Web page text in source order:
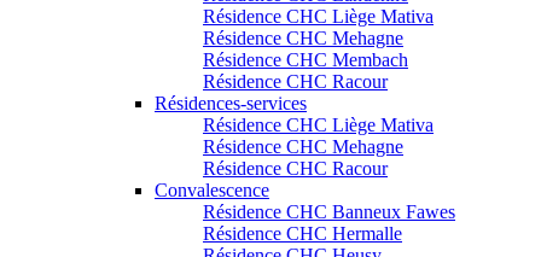
Résidence CHC Liège Mativa
Résidence CHC Mehagne
Résidence CHC Membach
Résidence CHC Racour
Résidences-services
Résidence CHC Liège Mativa
Résidence CHC Mehagne
Résidence CHC Racour
Convalescence
Résidence CHC Banneux Fawes
Résidence CHC Hermalle